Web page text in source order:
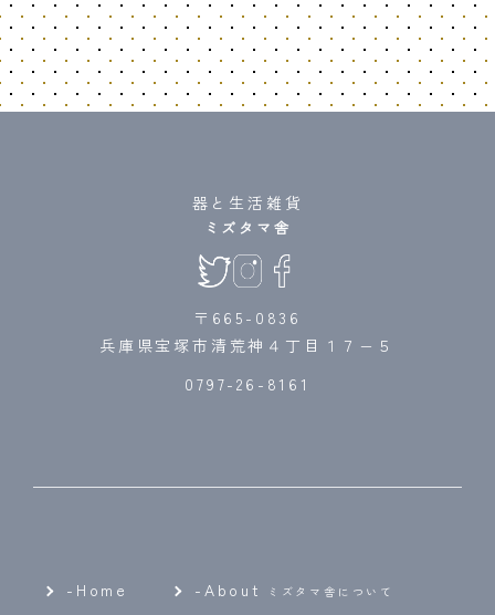
器と生活雑貨
ミズタマ舎
〒665-0836
兵庫県宝塚市清荒神４丁目１７−５
0797-26-8161
-Home - About ミズタマ舎について